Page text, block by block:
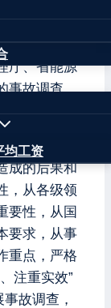
均工资
部、国家矿
，成立由国
厅、省能源
事故调查
故按照重大
成的后果和
，从各级领
要性，从国
要求，从事
重点，严格
注重实效”
故调查，